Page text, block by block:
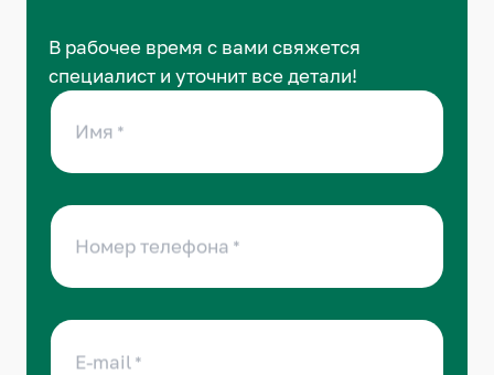
В рабочее время с вами свяжется
специалист и уточнит все детали!
Имя
Номер телефона
E-mail